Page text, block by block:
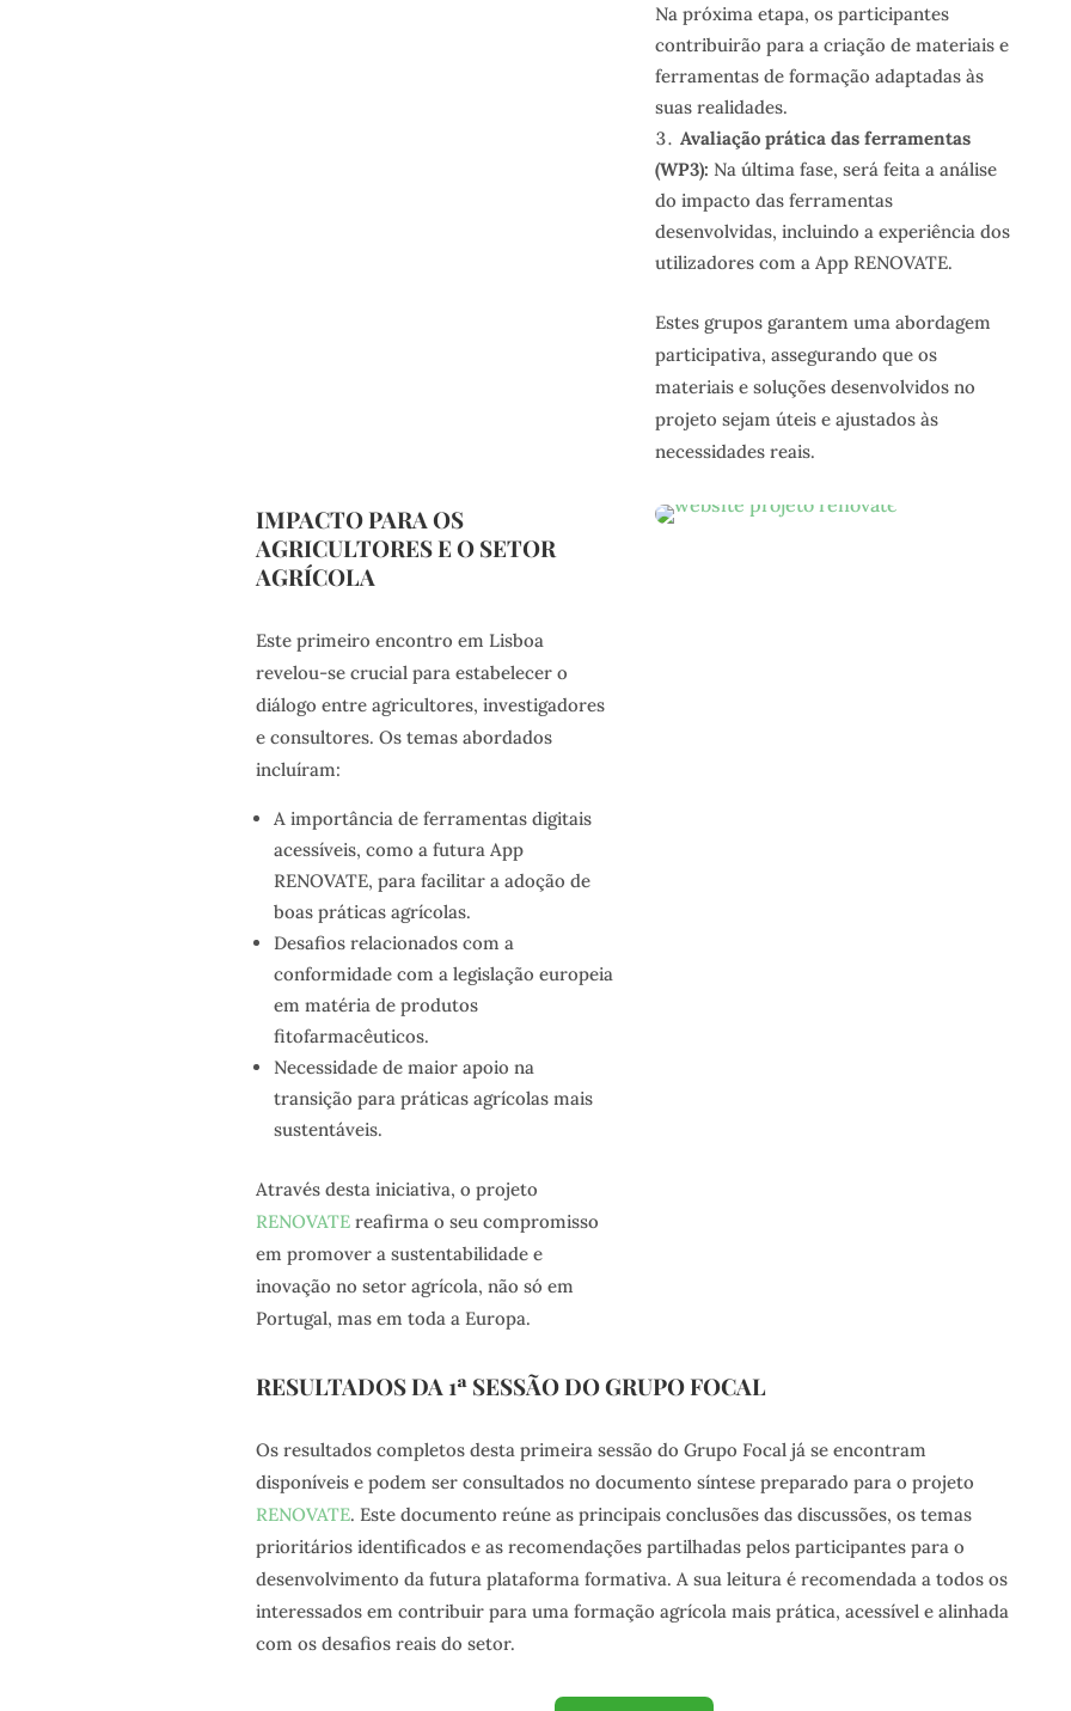
Na próxima etapa, os participantes
contribuirão para a criação de materiais e
ferramentas de formação adaptadas às
suas realidades.
Avaliação prática das ferramentas
(WP3): Na última fase, será feita a análise
do impacto das ferramentas
desenvolvidas, incluindo a experiência dos
utilizadores com a App RENOVATE.
Estes grupos garantem uma abordagem
participativa, assegurando que os
materiais e soluções desenvolvidos no
projeto sejam úteis e ajustados às
necessidades reais.
IMPACTO PARA OS
AGRICULTORES E O SETOR
AGRÍCOLA
Este primeiro encontro em Lisboa
revelou-se crucial para estabelecer o
diálogo entre agricultores, investigadores
e consultores. Os temas abordados
incluíram:
A importância de ferramentas digitais
acessíveis, como a futura App
RENOVATE, para facilitar a adoção de
boas práticas agrícolas.
Desafios relacionados com a
conformidade com a legislação europeia
em matéria de produtos
fitofarmacêuticos.
Necessidade de maior apoio na
transição para práticas agrícolas mais
sustentáveis.
Através desta iniciativa, o projeto
RENOVATEreafirma o seu compromisso
em promover a sustentabilidade e
inovação no setor agrícola, não só em
Portugal, mas em toda a Europa.
RESULTADOS DA 1ª SESSÃO DO GRUPO FOCAL
Os resultados completos desta primeira sessão do Grupo Focal já se encontram
disponíveis e podem ser consultados no documento síntese preparado para o projeto
RENOVATE. Este documento reúne as principais conclusões das discussões, os temas
prioritários identificados e as recomendações partilhadas pelos participantes para o
desenvolvimento da futura plataforma formativa. A sua leitura é recomendada a todos os
interessados em contribuir para uma formação agrícola mais prática, acessível e alinhada
com os desafios reais do setor.